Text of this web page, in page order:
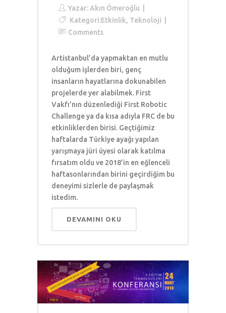
Yazar:Akın Ömeroğlu
Kategori:Etkinlik, Teknoloji
Comments
Artistanbul’da yapmaktan en mutlu
olduğum işlerden biri, genç
insanların hayatlarına dokunabilen
projelerde yer alabilmek. First
Vakfı’nın düzenlediği First Robotic
Challenge ya da kısa adıyla FRC de bu
etkinliklerden birisi. Geçtiğimiz
haftalarda Türkiye ayağı yapılan
yarışmaya jüri üyesi olarak katılma
fırsatım oldu ve 2018’in en eğlenceli
haftasonlarından birini geçirdiğim bu
deneyimi sizlerle de paylaşmak
istedim.
DEVAMINI OKU